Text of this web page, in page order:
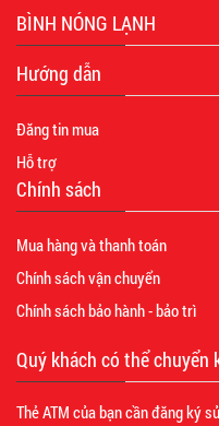
BÌNH NÓNG LẠNH
Hướng dẫn
Đăng tin mua
Hỗ trợ
Chính sách
Mua hàng và thanh toán
Chính sách vận chuyển
Chính sách bảo hành - bảo trì
Quý khách có thể chuyển
Thẻ ATM của bạn cần đăng ký